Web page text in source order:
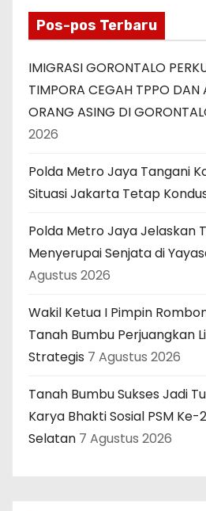
Pos-pos Terbaru
IMIGRASI GORONTALO
TIMPORA CEGAH TPPO DAN
ORANG ASING DI
2026
Polda Metro Jaya Tangani
Situasi Jakarta Tetap
Polda Metro Jaya Jelaskan
Menyerupai Senjata di
Agustus 2026
Wakil Ketua I Pimpin
Tanah Bumbu Perjuangkan
Strategis 7 Agustus 2026
Tanah Bumbu Sukses Jadi
Karya Bhakti Sosial PSM
Selatan 7 Agustus 2026